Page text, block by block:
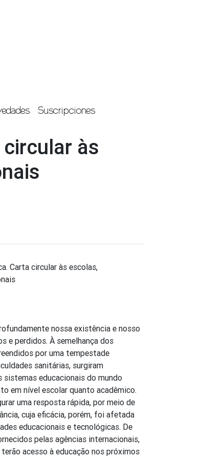
Suscripciones
às
Carta circular às escolas,
nossa existência e nosso
e perdidos. À semelhança dos
por uma tempestade
sanitárias, surgiram
sistemas educacionais do mundo
em nível escolar quanto acadêmico.
uma resposta rápida, por meio de
cuja eficácia, porém, foi afetada
educacionais e tecnológicas. De
pelas agências internacionais,
acesso à educação nos próximos